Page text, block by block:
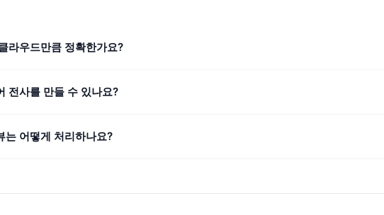
라우드만큼 정확한가요?
전사를 만들 수 있나요?
는 어떻게 처리하나요?